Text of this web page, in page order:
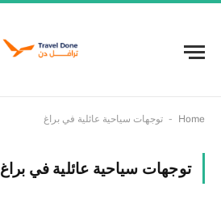
Home
- توجهات سياحية عائلية في براغ
توجهات سياحية عائلية في براغ